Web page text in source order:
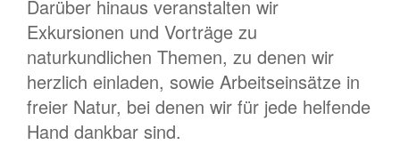
Darüber hinaus veranstalten wir
Exkursionen und Vorträge zu
naturkundlichen Themen, zu denen wir
herzlich einladen, sowie Arbeitseinsätze in
freier Natur, bei denen wir für jede helfende
Hand dankbar sind.